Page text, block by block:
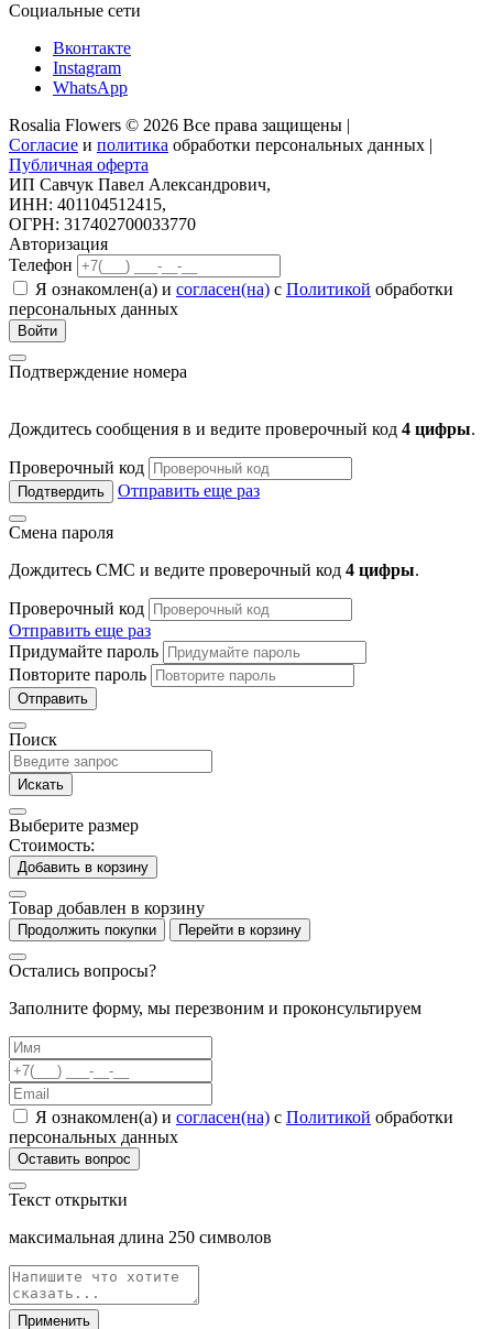
Социальные сети
Вконтакте
Instagram
WhatsApp
Rosalia Flowers © 2026 Все права защищены |
Согласие и политика обработки персональных данных |
Публичная оферта
ИП Савчук Павел Александрович,
ИНН: 401104512415,
ОГРН: 317402700033770
Авторизация
Телефон
Я ознакомлен(а) и согласен(на) с Политикой обработки
персональных данных
Войти
Подтверждение номера
Дождитесь сообщения в и ведите проверочный код 4 цифры.
Проверочный код
Подтвердить Отправить еще раз
Смена пароля
Дождитесь СМС и ведите проверочный код 4 цифры.
Проверочный код
Отправить еще раз
Придумайте пароль
Повторите пароль
Отправить
Поиск
Искать
Выберите размер
Стоимость:
Добавить в корзину
Товар добавлен в корзину
Продолжить покупки Перейти в корзину
Остались вопросы?
Заполните форму, мы перезвоним и проконсультируем
Я ознакомлен(а) и согласен(на) с Политикой обработки
персональных данных
Оставить вопрос
Текст открытки
максимальная длина 250 символов
Применить